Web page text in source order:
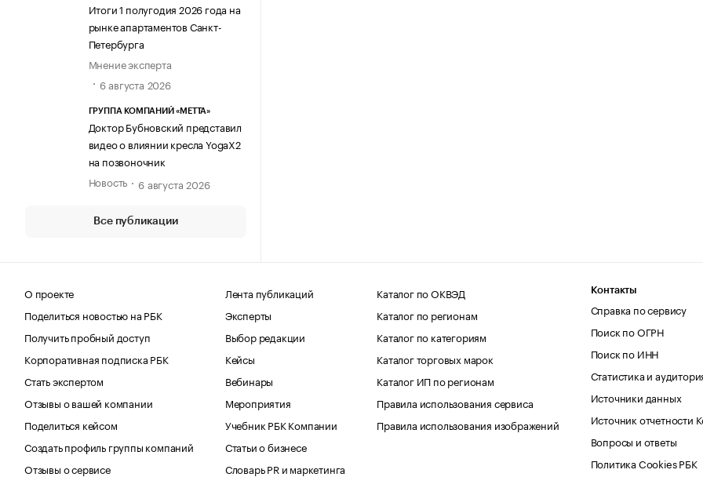
Итоги 1 полугодия 2026 года на
рынке апартаментов Санкт-
Петербурга
Мнение эксперта
6 августа 2026
ГРУППА КОМПАНИЙ «МЕТТА»
Доктор Бубновский представил
видео о влиянии кресла YogaX2
на позвоночник
Новость
6 августа 2026
Все публикации
О проекте
Поделиться новостью на РБК
Получить пробный доступ
Корпоративная подписка РБК
Стать экспертом
Отзывы о вашей компании
Поделиться кейсом
Создать профиль группы компаний
Отзывы о сервисе
Лента публикаций
Эксперты
Выбор редакции
Кейсы
Вебинары
Мероприятия
Учебник РБК Компании
Статьи о бизнесе
Словарь PR и маркетинга
Каталог по ОКВЭД
Каталог по регионам
Каталог по категориям
Каталог торговых марок
Каталог ИП по регионам
Правила использования сервиса
Правила использования изображений
Контакты
Справка по сервису
Поиск по ОГРН
Поиск по ИНН
Статистика и
Источники данных
Источник отчетности
Вопросы и ответы
Политика Cookies РБК